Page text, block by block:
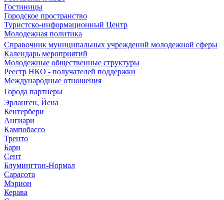
Гостиницы
Городское пространство
Туристско-информационный Центр
Молодежная политика
Справочник муниципальных учреждений молодежной сферы
Календарь мероприятий
Молодежные общественные структуры
Реестр НКО - получателей поддержки
Международные отношения
Города партнеры
Эрланген, Йена
Кентербери
Ангиари
Кампобассо
Тренто
Бари
Сент
Блумингтон-Нормал
Сарасота
Мэрион
Керава